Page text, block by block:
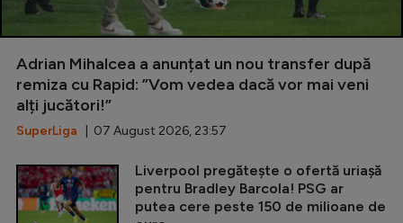
Adrian Mihalcea a anunțat un nou transfer după
remiza cu Rapid: ”Vom vedea dacă vor mai veni
alți jucători!”
SuperLiga | 07 August 2026, 23:57
Liverpool pregătește o ofertă uriașă
pentru Bradley Barcola! PSG ar
putea cere peste 150 de milioane de